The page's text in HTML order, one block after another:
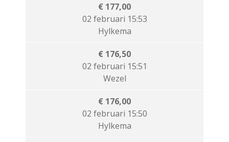
€ 177,00
02 februari 15:53
Hylkema
€ 176,50
02 februari 15:51
Wezel
€ 176,00
02 februari 15:50
Hylkema